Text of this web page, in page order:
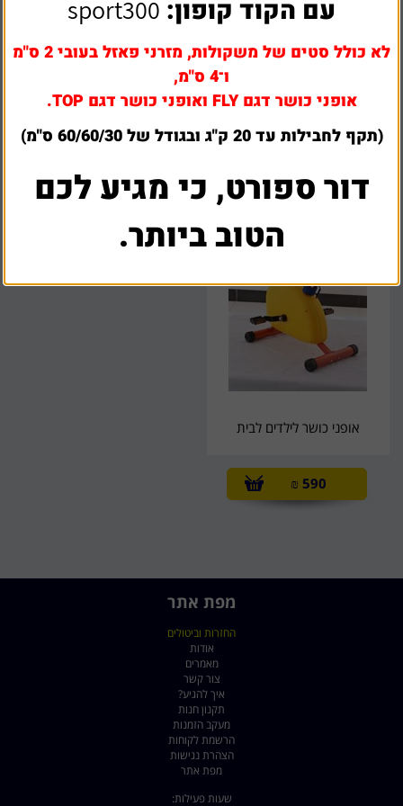
הליכון – מסוע לילדים מכשיר סקי-טריינר לילדים
אופני כושר לילדים לבית
590
₪
מפת אתר
החזרות וביטולים
אודות
מאמרים
צור קשר
איך להגיע?
תקנון חנות
מעקב הזמנות
הרשמת לקוחות
הצהרת נגישות
מפת אתר
שעות פעילות:
עם הקוד קופון: sport300
לא כולל סטים של משקולות, מזרני פאזל בעובי 2 ס"מ
ו־4 ס"מ,
אופני כושר דגם FLY ואופני כושר דגם TOP.
(תקף לחבילות עד 20 ק"ג ובגודל של 60/60/30 ס"מ)
דור ספורט, כי מגיע לכם
הטוב ביותר.